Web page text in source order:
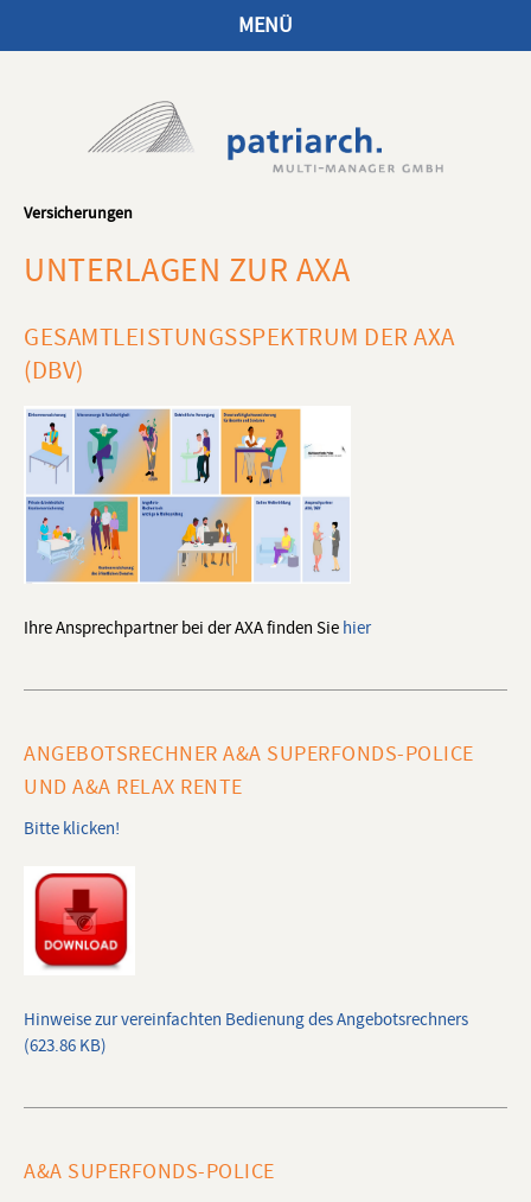
MENÜ
Versicherungen
UNTERLAGEN ZUR AXA
GESAMTLEISTUNGSSPEKTRUM DER AXA
(DBV)
Ihre Ansprechpartner bei der AXA finden Sie hier
ANGEBOTSRECHNER A&A SUPERFONDS-POLICE
UND A&A RELAX RENTE
Bitte klicken!
Hinweise zur vereinfachten Bedienung des Angebotsrechners
(623.86 KB)
A&A SUPERFONDS-POLICE